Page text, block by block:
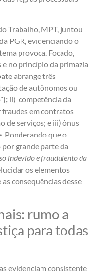
Trabalho, MPT, juntou
PGR, evidenciando o
provoca. Focado,
no princípio da primazia
abrange três
de autônomos ou
); ii) competência da
fraudes em contratos
de serviços; e iii) ônus
Ponderando que o
grande parte da
indevido e fraudulento da
os elementos
consequências desse
rumo a
para todas
evidenciam consistente